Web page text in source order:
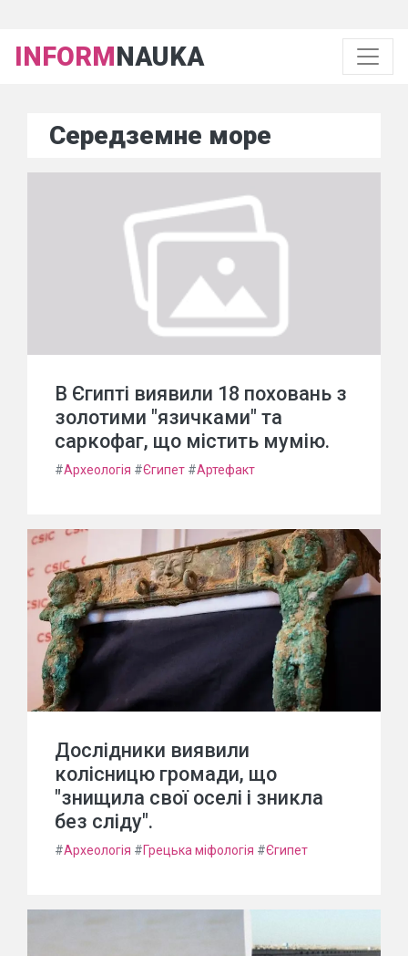
INFORMNAUKA
Середземне море
В Єгипті виявили 18 поховань з
золотими "язичками" та
саркофаг, що містить мумію.
#Археологія #Єгипет #Артефакт
Дослідники виявили
колісницю громади, що
"знищила свої оселі і зникла
без сліду".
#Археологія #Грецька міфологія #Єгипет